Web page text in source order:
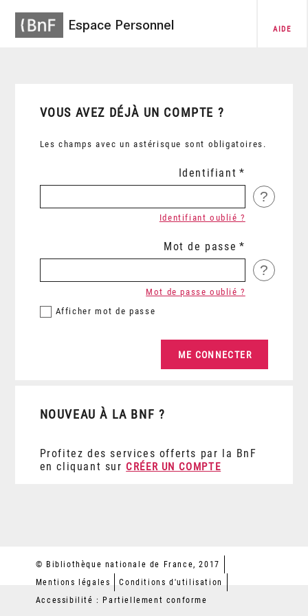
Espace Personnel AIDE
VOUS AVEZ DÉJÀ UN COMPTE ?
Les champs avec un astérisque sont obligatoires.
Identifiant
?
Identifiant oublié ?
Mot de passe
?
Afficher mot de passe
Mot de passe oublié ?
NOUVEAU À LA BNF ?
Profitez des services offerts par la BnF
en cliquant sur CRÉER UN COMPTE
© Bibliothèque nationale de France, 2017
Mentions légales
Conditions d'utilisation
Accessibilité : Partiellement conforme